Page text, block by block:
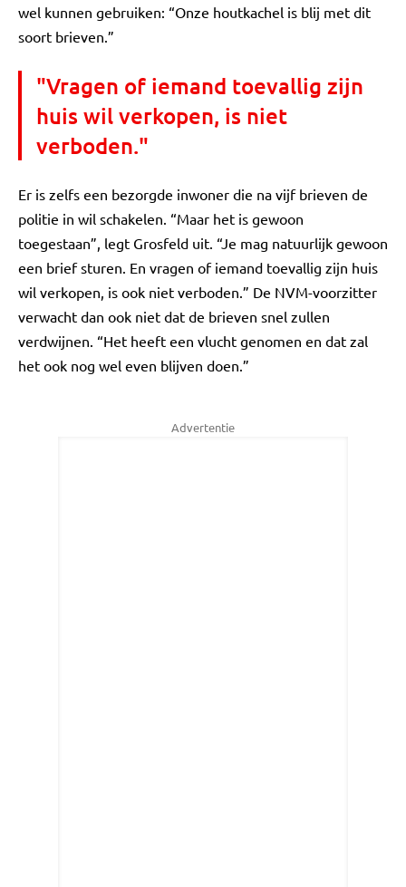
wel kunnen gebruiken: “Onze houtkachel is blij met dit
soort brieven.”
"Vragen of iemand toevallig zijn
huis wil verkopen, is niet
verboden."
Er is zelfs een bezorgde inwoner die na vijf brieven de
politie in wil schakelen. “Maar het is gewoon
toegestaan”, legt Grosfeld uit. “Je mag natuurlijk gewoon
een brief sturen. En vragen of iemand toevallig zijn huis
wil verkopen, is ook niet verboden.” De NVM-voorzitter
verwacht dan ook niet dat de brieven snel zullen
verdwijnen. “Het heeft een vlucht genomen en dat zal
het ook nog wel even blijven doen.”
Advertentie